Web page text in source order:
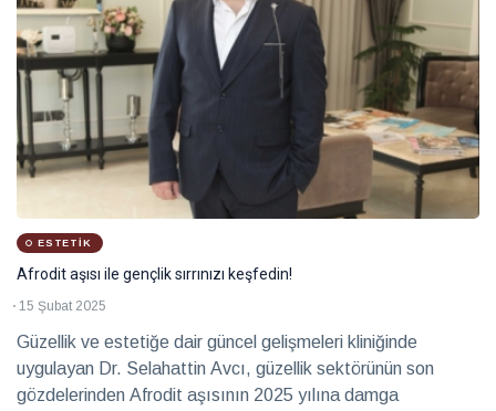
Farklı
kültürleri
keşfetmeyi
seviyorum
28 Temmuz
2026
Soru
Cevap
ESTETIK
Afrodit aşısı ile gençlik sırrınızı keşfedin!
15 Şubat 2025
Güzellik ve estetiğe dair güncel gelişmeleri kliniğinde
uygulayan Dr. Selahattin Avcı, güzellik sektörünün son
gözdelerinden Afrodit aşısının 2025 yılına damga